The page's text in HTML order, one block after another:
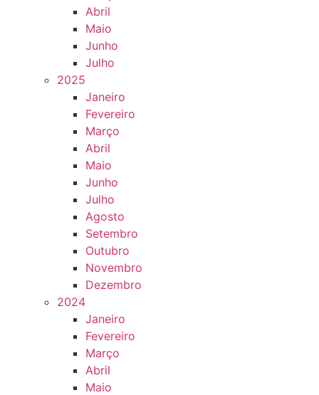
Abril
Maio
Junho
Julho
2025
Janeiro
Fevereiro
Março
Abril
Maio
Junho
Julho
Agosto
Setembro
Outubro
Novembro
Dezembro
2024
Janeiro
Fevereiro
Março
Abril
Maio